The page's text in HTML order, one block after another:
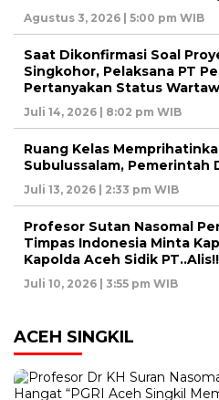
Agustus 3, 2026 | 5:00 pm WIB
Saat Dikonfirmasi Soal
Singkohor, Pelaksana PT
Pertanyakan Status
Juli 14, 2026 | 8:02 pm WIB
Ruang Kelas
Subulussalam, Pemerintah
Juli 13, 2026 | 2:33 pm WIB
Profesor Sutan Nasomal
Timpas Indonesia Minta
Kapolda Aceh Sidik PT..Alis!!
Juli 10, 2026 | 3:55 pm WIB
ACEH SINGKIL